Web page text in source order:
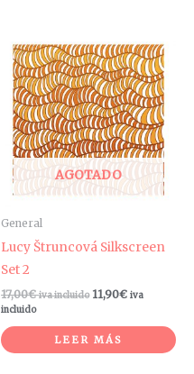
AGOTADO
General
Lucy Štruncová Silkscreen
Set 2
17,00€ iva incluido 11,90€ iva
incluido
LEER MÁS